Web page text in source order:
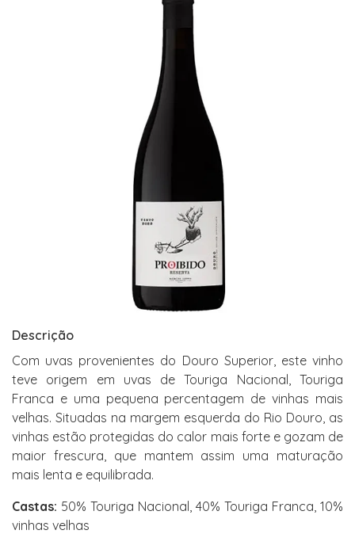
Descrição
Com uvas provenientes do Douro Superior, este vinho
teve origem em uvas de Touriga Nacional, Touriga
Franca e uma pequena percentagem de vinhas mais
velhas. Situadas na margem esquerda do Rio Douro, as
vinhas estão protegidas do calor mais forte e gozam de
maior frescura, que mantem assim uma maturação
mais lenta e equilibrada.
Castas: 50% Touriga Nacional, 40% Touriga Franca, 10%
vinhas velhas